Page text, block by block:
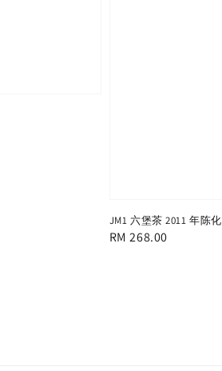
JM1 六堡茶 2011 年陈化
Regular
RM 268.00